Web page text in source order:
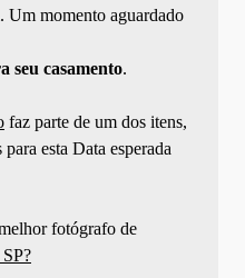
Um momento aguardado
seu casamento.
faz parte de um dos itens,
esta Data esperada
fotógrafo de